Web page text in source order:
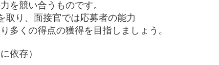
を競い合うものです。
取り、面接官では応募者の能力
多くの得点の獲得を目指しましょう。
依存）